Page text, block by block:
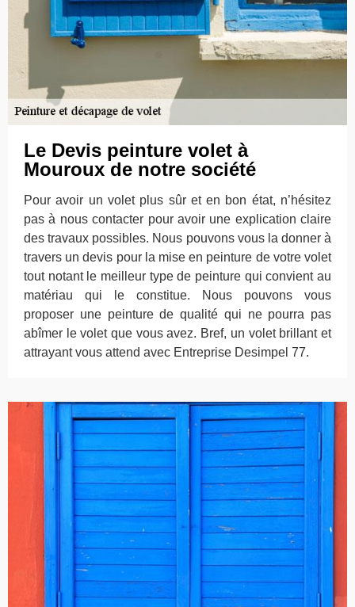
Le Devis peinture volet à
Mouroux de notre société
Pour avoir un volet plus sûr et en bon état, n’hésitez
pas à nous contacter pour avoir une explication claire
des travaux possibles. Nous pouvons vous la donner à
travers un devis pour la mise en peinture de votre volet
tout notant le meilleur type de peinture qui convient au
matériau qui le constitue. Nous pouvons vous
proposer une peinture de qualité qui ne pourra pas
abîmer le volet que vous avez. Bref, un volet brillant et
attrayant vous attend avec Entreprise Desimpel 77.